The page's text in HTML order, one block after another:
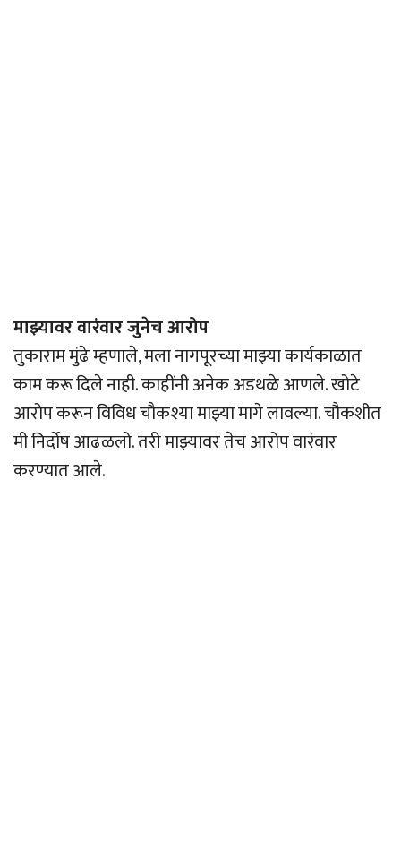
माझ्यावर वारंवार जुनेच आरोप
तुकाराम मुंढे म्हणाले, मला नागपूरच्या माझ्या कार्यकाळात
काम करू दिले नाही. काहींनी अनेक अडथळे आणले. खोटे
आरोप करून विविध चौकश्या माझ्या मागे लावल्या. चौकशीत
मी निर्दोष आढळलो. तरी माझ्यावर तेच आरोप वारंवार
करण्यात आले.